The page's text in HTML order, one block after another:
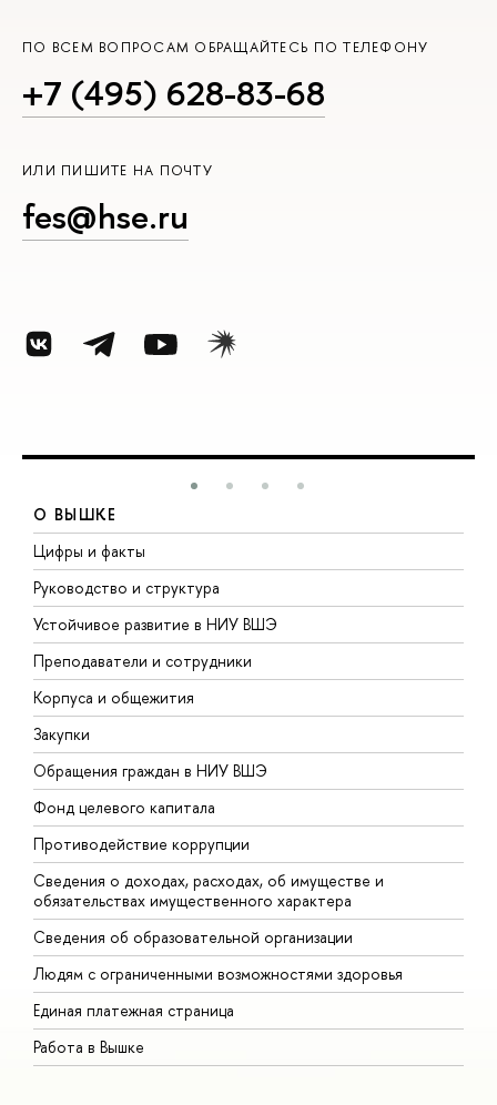
ПО ВСЕМ ВОПРОСАМ ОБРАЩАЙТЕСЬ ПО ТЕЛЕФОНУ
+7 (495) 628-83-68
ИЛИ ПИШИТЕ НА ПОЧТУ
fes@hse.ru
О ВЫШКЕ
Цифры и факты
Руководство и структура
Устойчивое развитие в НИУ ВШЭ
Преподаватели и сотрудники
Корпуса и общежития
Закупки
Обращения граждан в НИУ ВШЭ
Фонд целевого капитала
Противодействие коррупции
Сведения о доходах, расходах, об имуществе и
обязательствах имущественного характера
Сведения об образовательной организации
Людям с ограниченными возможностями здоровья
Единая платежная страница
Работа в Вышке